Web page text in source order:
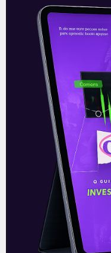
Itaú
varejo
O Itaú (ITUB4)
processo de
operação
adotado pelo
Leia mais
27/05/2021